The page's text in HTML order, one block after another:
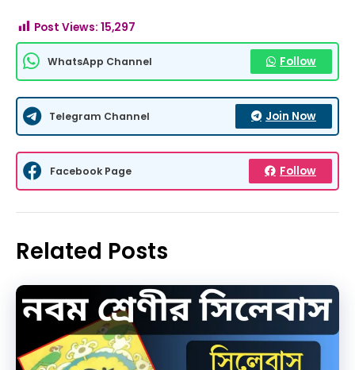
Post Views: 15,297
WhatsApp Channel Follow
Telegram Channel Join Now
Facebook Page Follow
Related Posts